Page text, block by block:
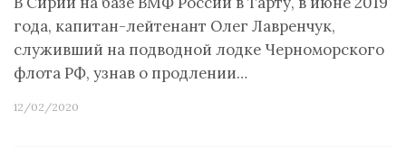
года, капитан-лейтенант Олег Лавренчук,
служивший на подводной лодке Черноморского
флота РФ, узнав о продлении…
12/02/2020